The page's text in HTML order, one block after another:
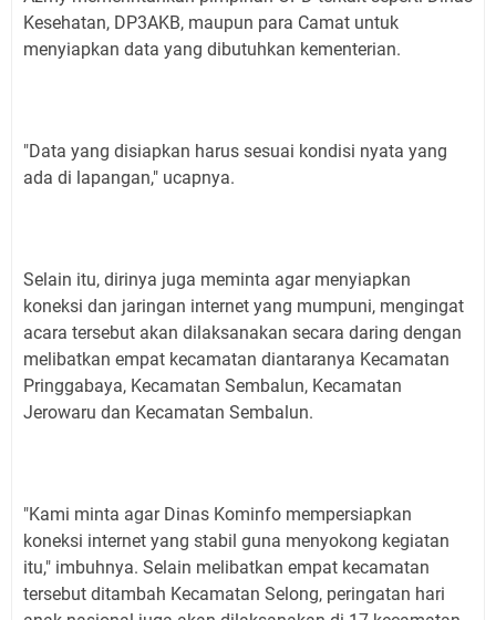
Kesehatan, DP3AKB, maupun para Camat untuk
menyiapkan data yang dibutuhkan kementerian.
"Data yang disiapkan harus sesuai kondisi nyata yang
ada di lapangan," ucapnya.
Selain itu, dirinya juga meminta agar menyiapkan
koneksi dan jaringan internet yang mumpuni, mengingat
acara tersebut akan dilaksanakan secara daring dengan
melibatkan empat kecamatan diantaranya Kecamatan
Pringgabaya, Kecamatan Sembalun, Kecamatan
Jerowaru dan Kecamatan Sembalun.
"Kami minta agar Dinas Kominfo mempersiapkan
koneksi internet yang stabil guna menyokong kegiatan
itu," imbuhnya. Selain melibatkan empat kecamatan
tersebut ditambah Kecamatan Selong, peringatan hari